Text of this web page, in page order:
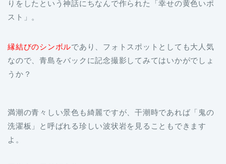
りをしたという神話にちなんで作られた「幸せの黄色いポ
スト」。
縁結びのシンボルであり、フォトスポットとしても大人気
なので、青島をバックに記念撮影してみてはいかがでしょ
うか？
満潮の青々しい景色も綺麗ですが、干潮時であれば「鬼の
洗濯板」と呼ばれる珍しい波状岩を見ることもできます
よ。